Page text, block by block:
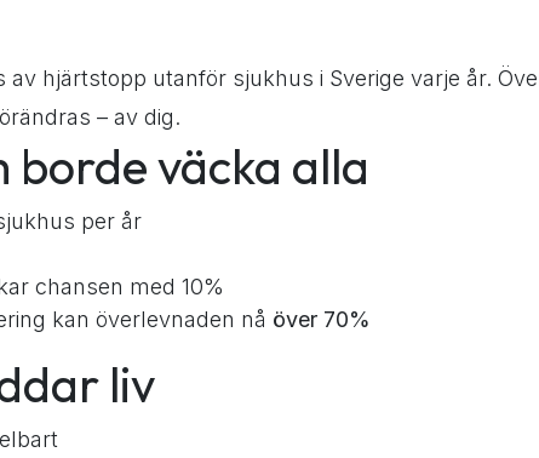
hjärtstopp utanför sjukhus i Sverige varje år.
– av dig.
borde väcka alla
per år
chansen med 10%
kan överlevnaden nå över 70%
liv